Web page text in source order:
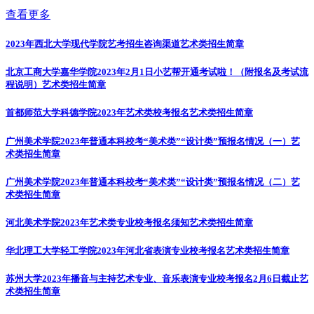
查看更多
2023年西北大学现代学院艺考招生咨询渠道艺术类招生简章
北京工商大学嘉华学院2023年2月1日小艺帮开通考试啦！（附报名及考试流
程说明） 艺术类招生简章
首都师范大学科德学院2023年艺术类校考报名艺术类招生简章
广州美术学院2023年普通本科校考“美术类”“设计类”预报名情况（一） 艺
术类招生简章
广州美术学院2023年普通本科校考“美术类”“设计类”预报名情况（二） 艺
术类招生简章
河北美术学院2023年艺术类专业校考报名须知艺术类招生简章
华北理工大学轻工学院2023年河北省表演专业校考报名艺术类招生简章
苏州大学2023年播音与主持艺术专业、音乐表演专业校考报名2月6日截止艺
术类招生简章